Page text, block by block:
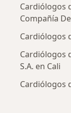
Cardiólogos
Compañía
Cardiólogos
Cardiólogos
S.A. en Cali
Cardiólogos